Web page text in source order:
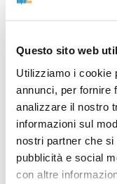
Questo sito web
Utilizziamo i cookie
annunci, per fornire
analizzare il nostro
informazioni sul
nostri partner che si
pubblicità e social
con altre
nostro negozio
da OTTICA
Showing the single